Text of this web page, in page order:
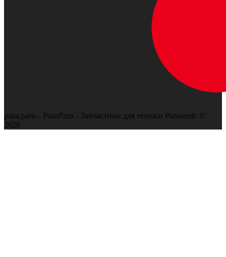
pana.parts - PanaParts - Запчастини для техніки Panasonic ©
2026